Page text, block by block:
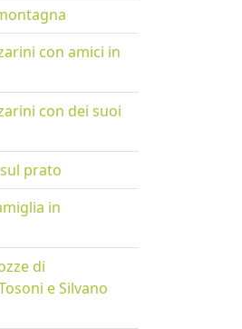
con amici in
con dei suoi
prato
in
di
e Silvano